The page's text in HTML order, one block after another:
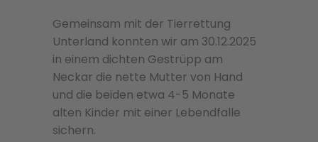
Gemeinsam mit der Tierrettung
Unterland konnten wir am 30.12.2025
in einem dichten Gestrüpp am
Neckar die nette Mutter von Hand
und die beiden etwa 4-5 Monate
alten Kinder mit einer Lebendfalle
sichern.